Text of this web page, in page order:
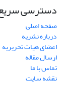
دسترسی
صفحه اصلی
درباره نشریه
اعضای هیات تحریریه
ارسال مقاله
تماس با ما
نقشه سایت